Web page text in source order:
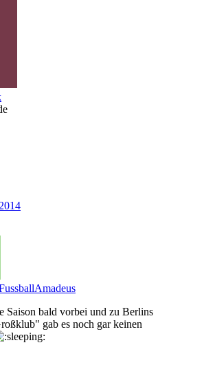
Saison bald vorbei und zu Berlins
gab es noch gar keinen